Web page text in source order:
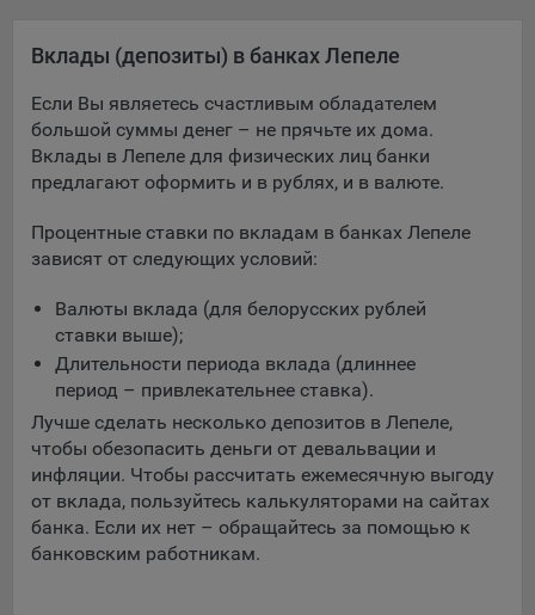
сервис показа контекстной рекламы. Адрес: Yandex
Europe AG, Werftestrasse 4, CH-6005 Luzern, Switzerland.
Google Ads - сервис показа контекстной рекламы,
предоставляемый компанией Google Ireland Ltd, Gordon
House Barrow Street Dublin 4, D04E5W5 Ireland.
Сохранить мои изменения
Вклады (депозиты) в банках Лепеле
Если Вы являетесь счастливым обладателем
большой суммы денег – не прячьте их дома.
Вклады в Лепеле для физических лиц банки
предлагают оформить и в рублях, и в валюте.
Процентные ставки по вкладам в банках Лепеле
зависят от следующих условий:
Валюты вклада (для белорусских рублей
ставки выше);
Длительности периода вклада (длиннее
период – привлекательнее ставка).
Лучше сделать несколько депозитов в Лепеле,
чтобы обезопасить деньги от девальвации и
инфляции. Чтобы рассчитать ежемесячную выгоду
от вклада, пользуйтесь калькуляторами на сайтах
банка. Если их нет – обращайтесь за помощью к
банковским работникам.